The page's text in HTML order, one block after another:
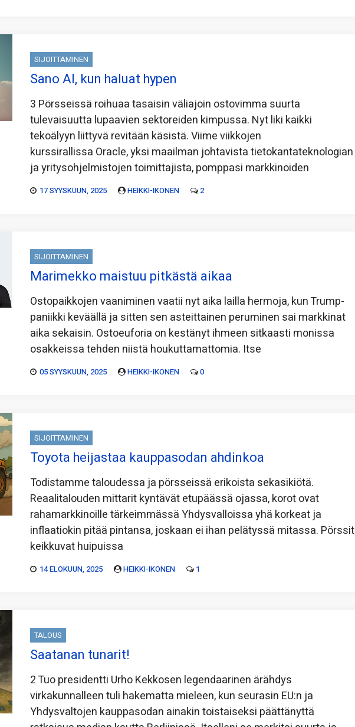
SIJOITTAMINEN
Sano AI, kun haluat hypen
3 Pörsseissä roihuaa tasaisin väliajoin ostovimma suurta
tulevaisuutta lupaavien sektoreiden kimpussa. Nyt liki kaikki
tekoälyyn liittyvä revitään käsistä. Viime viikkojen
kurssirallissa Oracle, yksi maailman johtavista tietokantateknologian
ja yritysohjelmistojen toimittajista, pomppasi markkinoiden
17 SYYSKUUN, 2025 HEIKKI-IKONEN 2
SIJOITTAMINEN
Marimekko maistuu pitkästä aikaa
Ostopaikkojen vaaniminen vaatii nyt aika lailla hermoja, kun Trump-
paniikki keväällä ja sitten sen asteittainen peruminen sai markkinat
aika sekaisin. Ostoeuforia on kestänyt ihmeen sitkaasti monissa
osakkeissa tehden niistä houkuttamattomia. Itse
05 SYYSKUUN, 2025 HEIKKI-IKONEN 0
SIJOITTAMINEN
Toyota heijastaa kauppasodan ahdinkoa
Todistamme taloudessa ja pörsseissä erikoista sekasikiötä.
Reaalitalouden mittarit kyntävät etupäässä ojassa, korot ovat
rahamarkkinoille tärkeimmässä Yhdysvalloissa yhä korkeat ja
inflaatiokin pitää pintansa, joskaan ei ihan pelätyssä mitassa. Pörssit
keikkuvat huipuissa
14 ELOKUUN, 2025 HEIKKI-IKONEN 1
TALOUS
Saatanan tunarit!
2 Tuo presidentti Urho Kekkosen legendaarinen ärähdys
virkakunnalleen tuli hakematta mieleen, kun seurasin EU:n ja
Yhdysvaltojen kauppasodan ainakin toistaiseksi päättänyttä